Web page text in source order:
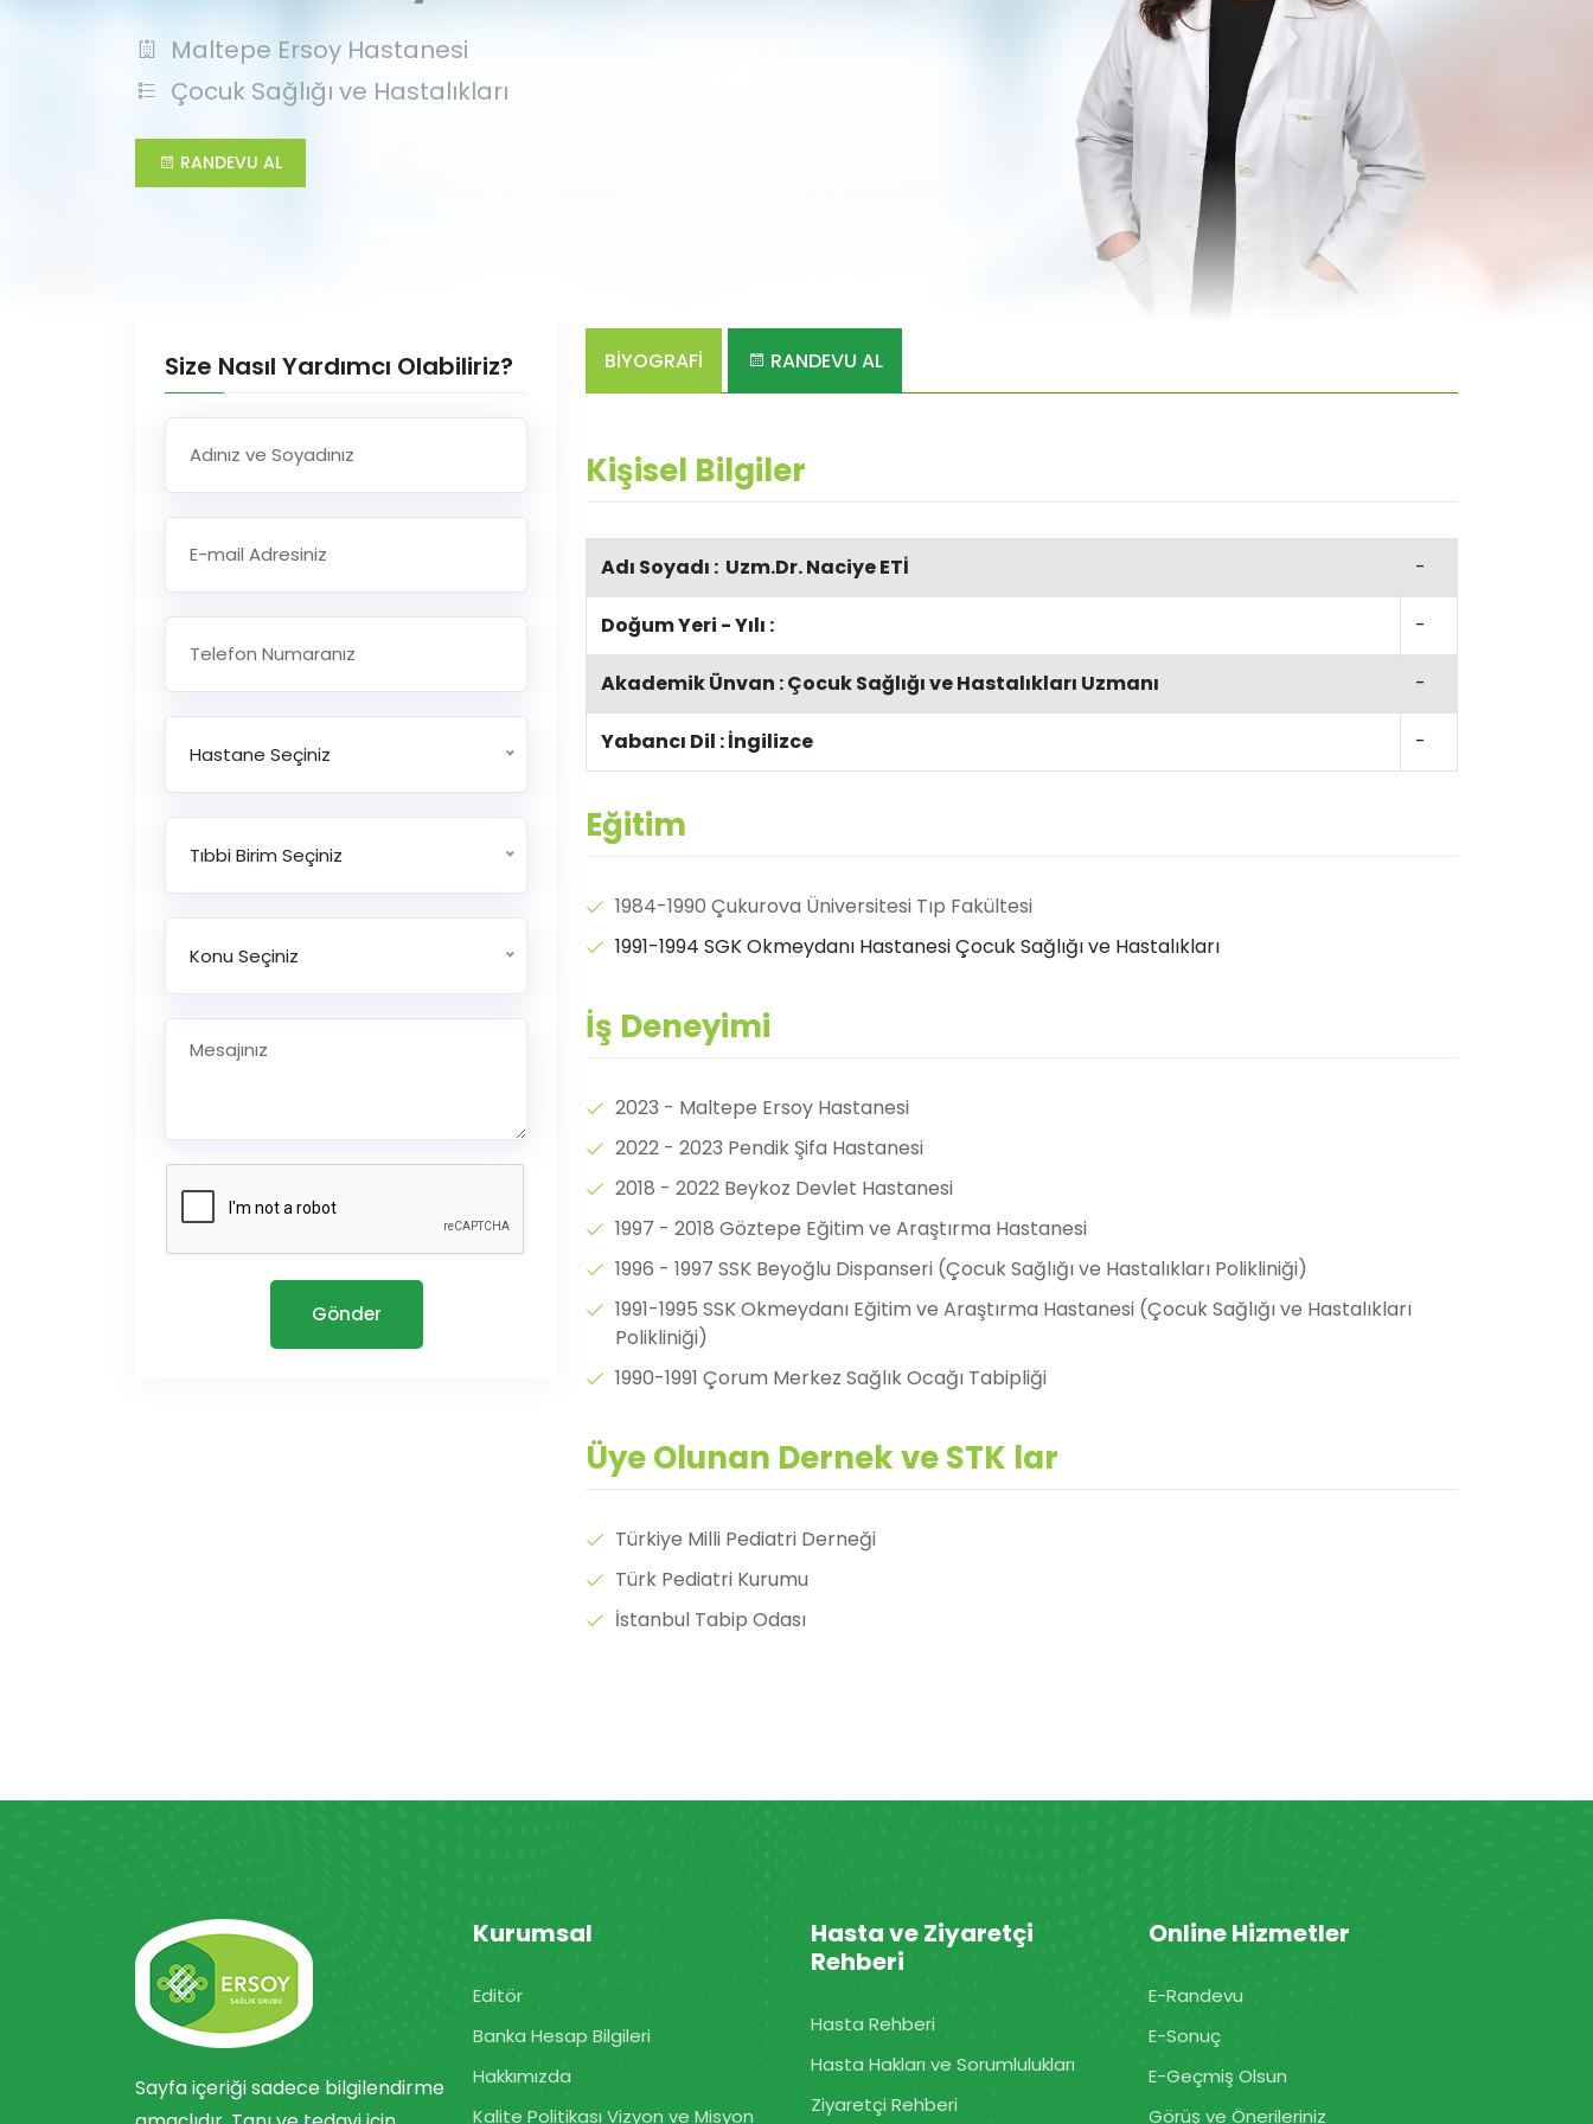
Maltepe Ersoy Hastanesi
Çocuk Sağlığı ve Hastalıkları
RANDEVU AL
Size Nasıl Yardımcı Olabiliriz?
Hastane Seçiniz
Tıbbi Birim Seçiniz
Konu Seçiniz
Gönder
BİYOGRAFİ RANDEVU AL
Kişisel Bilgiler
Adı Soyadı : Uzm.Dr. Naciye ETİ -
Doğum Yeri - Yılı : -
Akademik Ünvan : Çocuk Sağlığı ve Hastalıkları Uzmanı -
Yabancı Dil : İngilizce -
Eğitim
1984-1990 Çukurova Üniversitesi Tıp Fakültesi
1991-1994 SGK Okmeydanı Hastanesi Çocuk Sağlığı ve Hastalıkları
İş Deneyimi
2023 - Maltepe Ersoy Hastanesi
2022 - 2023 Pendik Şifa Hastanesi
2018 - 2022 Beykoz Devlet Hastanesi
1997 - 2018 Göztepe Eğitim ve Araştırma Hastanesi
1996 - 1997 SSK Beyoğlu Dispanseri (Çocuk Sağlığı ve Hastalıkları Polikliniği)
1991-1995 SSK Okmeydanı Eğitim ve Araştırma Hastanesi (Çocuk Sağlığı ve Hastalıkları
Polikliniği)
1990-1991 Çorum Merkez Sağlık Ocağı Tabipliği
Üye Olunan Dernek ve STK lar
Türkiye Milli Pediatri Derneği
Türk Pediatri Kurumu
İstanbul Tabip Odası
Sayfa içeriği sadece bilgilendirme
Kurumsal
Editör
Banka Hesap Bilgileri
Hakkımızda
Kalite Politikası Vizyon ve Misyon
Hasta ve Ziyaretçi
Rehberi
Hasta Rehberi
Hasta Hakları ve Sorumlulukları
Ziyaretçi Rehberi
Online Hizmetler
E-Randevu
E-Sonuç
E-Geçmiş Olsun
Görüş ve Önerileriniz